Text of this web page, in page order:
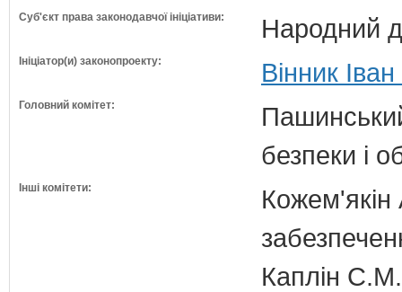
Суб'єкт права законодавчої ініціативи: Народний
Ініціатор(и) законопроекту: Вінник
Головний комітет:
безпеки і
Інші комітети:
Кожем'якін
Каплін С.М.